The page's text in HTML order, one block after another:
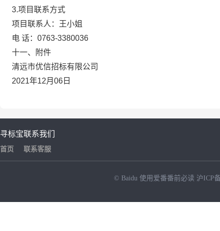
3.项目联系方式
项目联系人：王小姐
电 话：0763-3380036
十一、附件
清远市优信招标有限公司
2021年12月06日
寻标宝
首页
联系我们
联系客服
© Baidu 使用爱番番前必读 沪ICP